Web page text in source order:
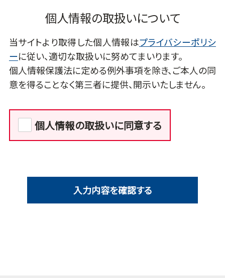
個人情報の取扱いについて
当サイトより取得した個人情報はプライバシーポリシ
ーに従い、適切な取扱いに努めてまいります。
個人情報保護法に定める例外事項を除き、ご本人の同
意を得ることなく第三者に提供、開示いたしません。
個人情報の取扱いに同意する
入力内容を確認する